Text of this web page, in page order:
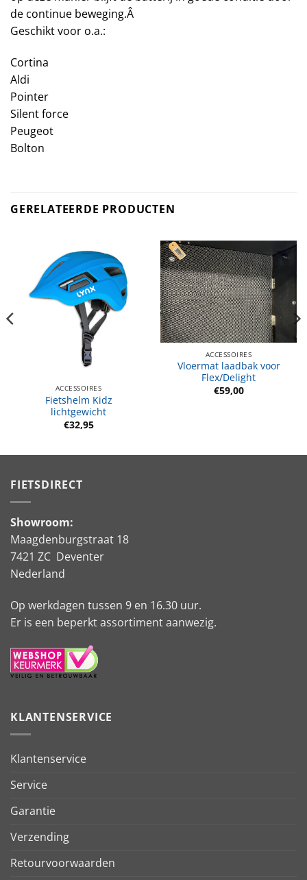
de continue beweging.Â
Geschikt voor o.a.:
Cortina
Aldi
Pointer
Silent force
Peugeot
Bolton
GERELATEERDE PRODUCTEN
ACCESSOIRES
Fietshelm Kidz
lichtgewicht
€32,95
ACCESSOIRES
Vloermat laadbak voor
Flex/Delight
€59,00
FIETSDIRECT
Showroom:
Maagdenburgstraat 18
7421 ZC Deventer
Nederland
Op werkdagen tussen 9 en 16.30 uur.
Er is een beperkt assortiment aanwezig.
KLANTENSERVICE
Klantenservice
Service
Garantie
Verzending
Retourvoorwaarden